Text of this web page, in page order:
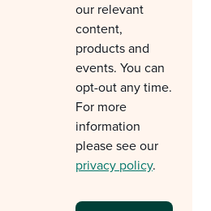
our relevant
content,
products and
events. You can
opt-out any time.
For more
information
please see our
privacy policy.